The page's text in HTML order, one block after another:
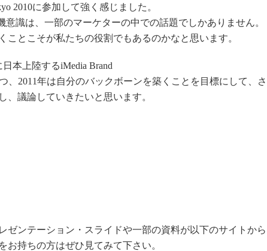
2010に参加して強く感じました。
意識は、一部のマーケターの中での話題でしかありません。
ことこそが私たちの役割でもあるのかなと思います。
日本上陸するiMedia Brand
、2011年は自分のバックボーンを築くことを目標にして、さ
、議論していきたいと思います。
ゼンテーション・スライドや一部の資料が以下のサイトから
お持ちの方はぜひ見てみて下さい。